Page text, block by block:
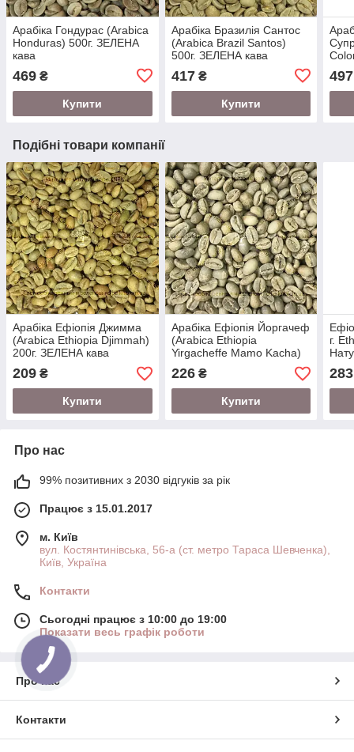
Арабіка Гондурас (Arabica
Honduras) 500г. ЗЕЛЕНА
кава
469 ₴
Купити
Арабіка Бразилія Сантос
(Arabica Brazil Santos)
500г. ЗЕЛЕНА кава
417₴
Купити
497
Подібні товари компанії
Арабіка Ефіопія Джимма
(Arabica Ethiopia Djimmah)
200г. ЗЕЛЕНА кава
209 ₴
Купити
Арабіка Ефіопія Йоргачеф
(Arabica Ethiopia
Yirgacheffe Mamo Kacha)
200г. ЗЕЛЕНА кава
226₴
Купити
г.
283
Про нас
99% позитивних з 2030 відгуків за рік
Працює з 15.01.2017
м. Київ
вул. Костянтинівська, 56-а (ст. метро Тараса Шевченка),
Київ, Україна
Контакти
Сьогодні працює з 10:00 до 19:00
Показати весь графік роботи
Про нас
Контакти